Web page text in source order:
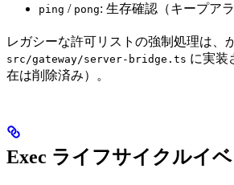
ping / pong: 生存確認（キープアラ
レガシーな許可リストの強制処理は、
src/gateway/server-bridge.ts に実装
在は削除済み）。
Exec ライフサイクルイ